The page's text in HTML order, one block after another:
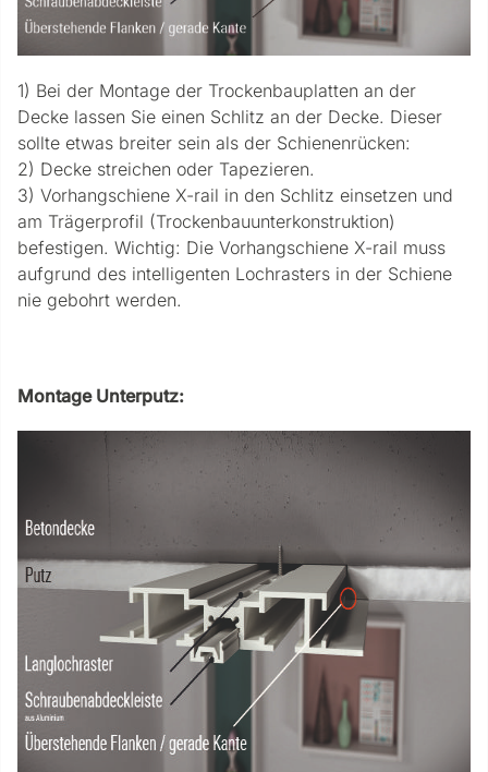
1) Bei der Montage der Trockenbauplatten an der
Decke lassen Sie einen Schlitz an der Decke. Dieser
sollte etwas breiter sein als der Schienenrücken:
2) Decke streichen oder Tapezieren.
3) Vorhangschiene X-rail in den Schlitz einsetzen und
am Trägerprofil (Trockenbauunterkonstruktion)
befestigen. Wichtig: Die Vorhangschiene X-rail muss
aufgrund des intelligenten Lochrasters in der Schiene
nie gebohrt werden.
Montage Unterputz: